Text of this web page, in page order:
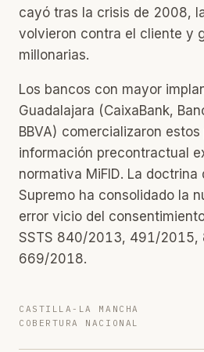
cayó tras la crisis de 2008,
volvieron contra el cliente y
millonarias.
Los bancos con mayor
Guadalajara (CaixaBank,
BBVA) comercializaron
información precontractual
normativa MiFID. La doctrina
Supremo ha consolidado la
error vicio del
SSTS 840/2013, 491/2015,
669/2018.
CASTILLA-LA MANCHA
COBERTURA NACIONAL